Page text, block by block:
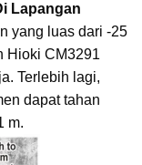
Lapangan
yang luas dari -25
Hioki CM3291
Terlebih lagi,
dapat tahan
m.